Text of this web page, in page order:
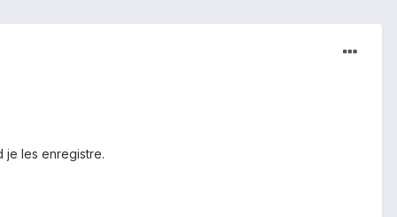
je les enregistre.